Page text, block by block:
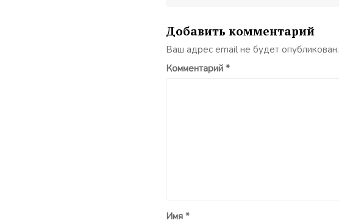
Добавить комментарий
Ваш адрес email не будет опубликован.
Комментарий *
Имя *